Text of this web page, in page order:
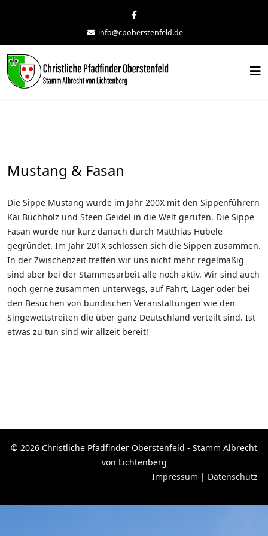
info@cpoberstenfeld.de
Mustang & Fasan
Die Sippe Mustang wurde im Jahr 200X mit den Sippenführern
Kai Buchholz und Steen Geidel in die Welt gerufen. Die Sippe
Fasan wurde nur kurz danach durch Matthias Hubele
gegründet. Im Jahr 201X schlossen sich die Sippen zusammen.
In der Zwischenzeit treffen wir uns nicht mehr regelmäßig
sind aber bei der Stammesarbeit alle noch aktiv. Wir sind auch
noch gerne zusammen unterwegs, auf Fahrt, Lager oder bei
den Besuchen von bündischen Veranstaltungen wie den
Singewettstreiten die über ganz Deutschland verteilt sind. Ist
etwas zu tun sind wir allzeit bereit!
© 2026 Christliche Pfadfinder Oberstenfeld - Stamm Albrecht
von Lichtenberg
Impressum | Datenschutz